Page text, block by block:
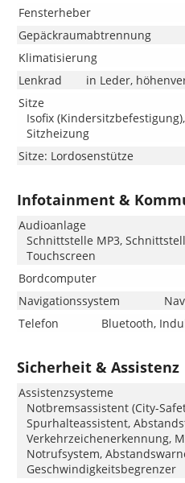
Fensterheber
Gepäckraumabtrennung
Klimatisierung
Lenkrad
in Leder,
Sitze
Isofix
Sitzheizung
Sitze: Lordosenstütze
Infotainment &
Audioanlage
Schnittstelle MP3,
Touchscreen
Bordcomputer
Navigationssystem
Telefon
Bluetooth,
Sicherheit & Assistenz
Assistenzsysteme
Notbremsassistent (City-
Spurhalteassistent,
Verkehrzeichenerkennung,
Notrufsystem,
Geschwindigkeitsbegrenzer